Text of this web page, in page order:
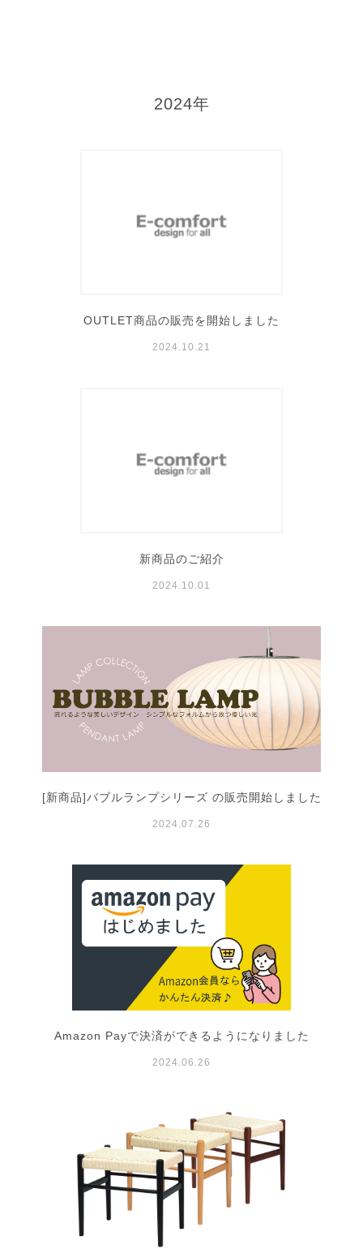
2024年
OUTLET商品の販売を開始しました
2024.10.21
新商品のご紹介
2024.10.01
[新商品]バブルランプシリーズ の販売開始しました
2024.07.26
Amazon Payで決済ができるようになりました
2024.06.26